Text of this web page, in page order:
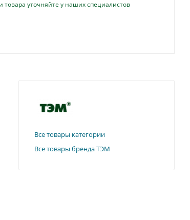
товара уточняйте у наших специалистов
Все товары категории
Все товары бренда ТЭМ